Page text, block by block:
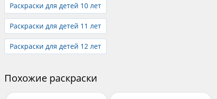
Раскраски для детей 10 лет
Раскраски для детей 11 лет
Раскраски для детей 12 лет
Похожие раскраски